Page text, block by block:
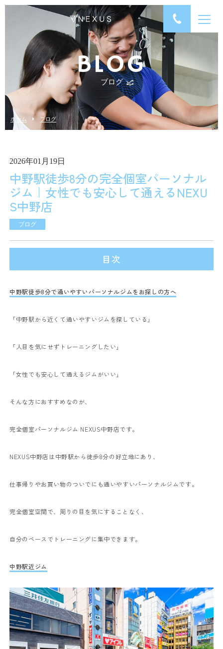
BLOG
ブログ
ホーム ブログ
2026年01月19日
中野駅徒歩8分の完全個室パーソナル
ジム｜女性でも安心して通えるNEXU
S中野店
ブログ
目次
中野駅徒歩8分で通いやすいパーソナルジムをお探しの方へ
「中野駅から近くて通いやすいジムを探している」
「人目を気にせずトレーニングしたい」
「女性でも安心して通えるジムがいい」
そんな方におすすめなのが、
完全個室パーソナルジム NEXUS中野店です。
NEXUS中野店は中野駅から徒歩8分の好立地にあり、
仕事帰りやお買い物のついでにも通いやすいパーソナルジムです。
完全個室空間で、周りの目を気にすることなく、
自分のペースでトレーニングに集中できます。
中野駅近ジム